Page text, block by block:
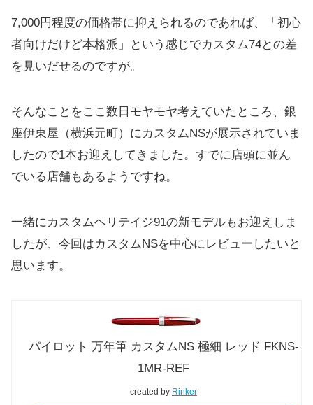
7,000円程度の価格帯に抑えられるのであれば、「初心
者向けだけど本格派」という感じでカスタム74との差
を見いだせるのですが。
そんなことをここ数日モヤモヤ考えていたところ、銀
座伊東屋（横浜元町）にカスタムNSが展示されていま
したので1本お迎えしてきました。すでに店頭に並ん
でいる店舗もあるようですね。
一緒にカスタムヘリテイジ91の新モデルもお迎えしま
したが、今回はカスタムNSを中心にレビューしたいと
思います。
パイロット 万年筆 カスタムNS 極細 レッド FKNS-
1MR-REF
created by Rinker